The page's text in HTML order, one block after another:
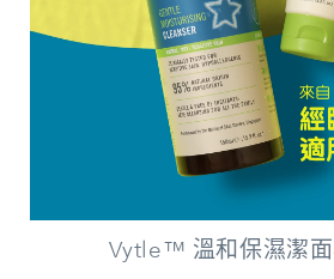
Vytle™ 溫和保濕潔